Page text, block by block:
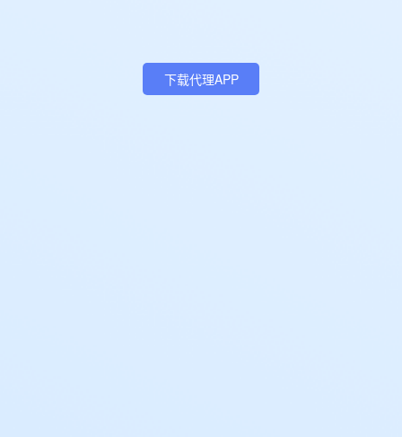
下载代理APP